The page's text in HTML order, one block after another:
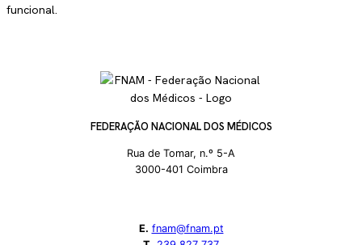
funcional.
FEDERAÇÃO NACIONAL DOS MÉDICOS
Rua de Tomar, n.º 5-A
3000-401 Coimbra
E. fnam@fnam.pt